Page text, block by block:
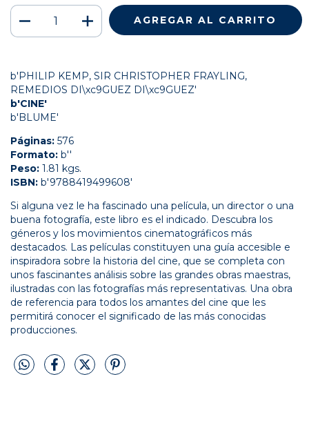
b'PHILIP KEMP, SIR CHRISTOPHER FRAYLING,
REMEDIOS DI\xc9GUEZ DI\xc9GUEZ'
b'CINE'
b'BLUME'
Páginas: 576
Formato: b''
Peso: 1.81 kgs.
ISBN: b'9788419499608'
Si alguna vez le ha fascinado una película, un director o una
buena fotografía, este libro es el indicado. Descubra los
géneros y los movimientos cinematográficos más
destacados. Las películas constituyen una guía accesible e
inspiradora sobre la historia del cine, que se completa con
unos fascinantes análisis sobre las grandes obras maestras,
ilustradas con las fotografías más representativas. Una obra
de referencia para todos los amantes del cine que les
permitirá conocer el significado de las más conocidas
producciones.